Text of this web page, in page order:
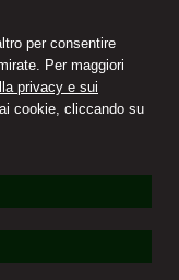
per consentire
Per maggiori
privacy e sui
cookie, cliccando su